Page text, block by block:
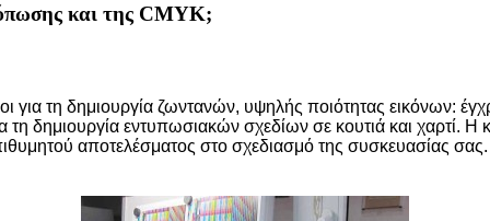
και της CMYK;
τη δημιουργία ζωντανών, υψηλής ποιότητας εικόνων:
τη δημιουργία εντυπωσιακών σχεδίων σε κουτιά και
αποτελέσματος στο σχεδιασμό της συσκευασίας σας.